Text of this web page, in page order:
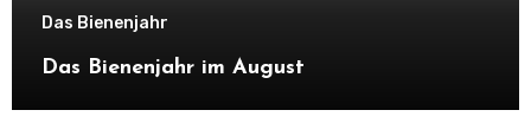
Das Bienenjahr
Das Bienenjahr im August